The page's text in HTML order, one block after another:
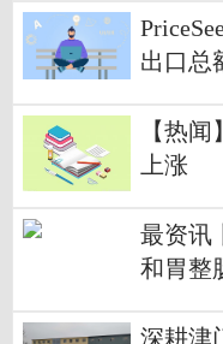
出口总
【热
上涨
最资讯
和胃整
深耕津